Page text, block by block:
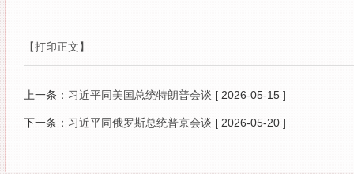
【打印正文】
上一条： 习近平同美国总统特朗普会谈 [ 2026-05-15 ]
下一条： 习近平同俄罗斯总统普京会谈 [ 2026-05-20 ]